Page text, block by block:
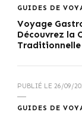
GUIDES DE
Voyage
Découvrez la
PUBLIÉ LE 26/09/
GUIDES DE